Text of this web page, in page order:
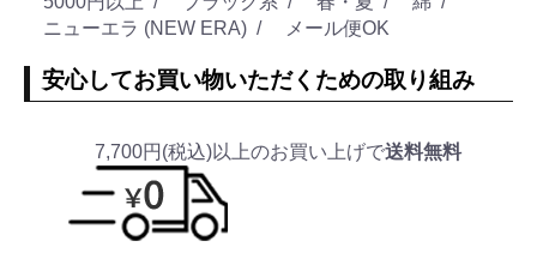
ニューエラ (NEW ERA)
メール便OK
安心してお買い物いただくための取り組み
7,700円(税込)以上のお買い上げで送料無料